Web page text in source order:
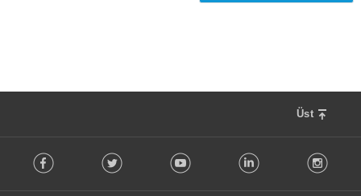
Üst
o Facebook Twitter Youtube LinkedIn